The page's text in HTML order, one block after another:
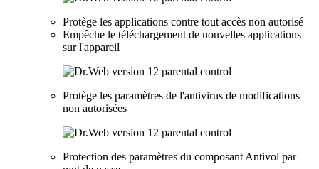
Protège les applications contre tout accès non autorisé
Empêche le téléchargement de nouvelles applications
sur l'appareil
Protège les paramètres de l'antivirus de modifications
non autorisées
Protection des paramètres du composant Antivol par